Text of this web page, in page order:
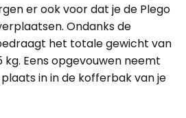
er ook voor dat je de Plego
Ondanks de
het totale gewicht van
kg. Eens opgevouwen neemt
in in de kofferbak van je